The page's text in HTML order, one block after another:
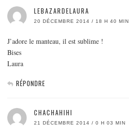
LEBAZARDELAURA
20 DÉCEMBRE 2014 / 18 H 40 MIN
J’adore le manteau, il est sublime !
Bises
Laura
RÉPONDRE
CHACHAHIHI
21 DÉCEMBRE 2014 / 0 H 03 MIN